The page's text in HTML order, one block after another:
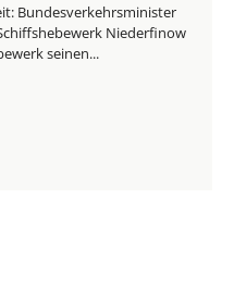
Bundesverkehrsminister
Niederfinow
seinen...